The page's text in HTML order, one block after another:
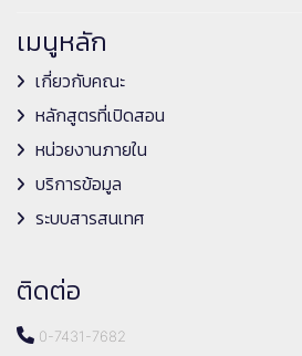
เมนูหลัก
เกี่ยวกับคณะ
หลักสูตรที่เปิดสอน
หน่วยงานภายใน
บริการข้อมูล
ระบบสารสนเทศ
ติดต่อ
0-7431-7682